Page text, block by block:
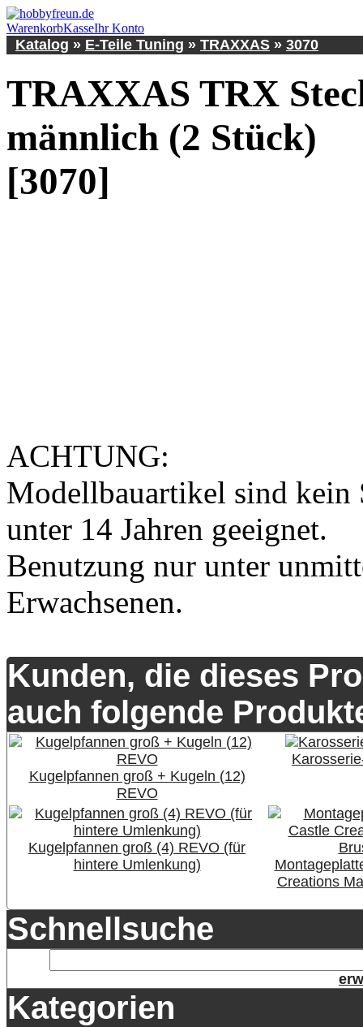
WarenkorbKasseIhr Konto
Katalog » E-Teile Tuning » TRAXXAS » 3070
TRAXXAS TRX
männlich (2 Stück)
[3070]
ACHTUNG:
Modellbauartikel sind
unter 14 Jahren geeignet.
Benutzung nur unter
Erwachsenen.
Kunden, die dieses
auch folgende
Kugelpfannen groß + Kugeln (12)
REVO
Kugelpfannen groß (4) REVO (für
hintere Umlenkung)
Creations
Schnellsuche
Kategorien